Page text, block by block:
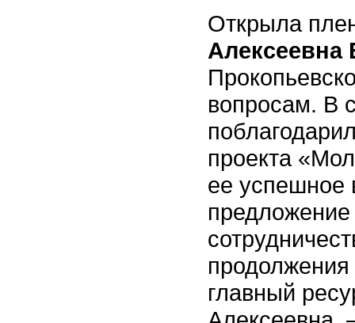
Открыла
Алексеевна
вопросам. В
проекта
ее успешное
главный